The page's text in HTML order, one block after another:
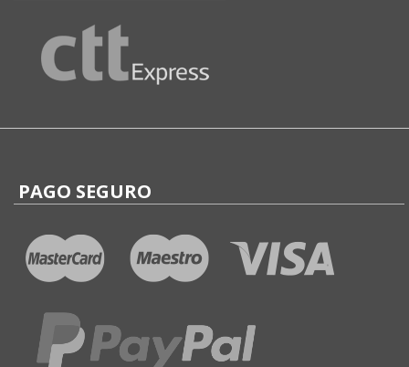
PAGO SEGURO